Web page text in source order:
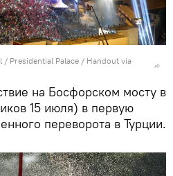
/ Presidential Palace / Handout via
на Босфорском мосту в
15 июля) в первую
переворота в Турции.